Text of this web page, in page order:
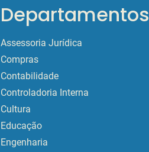
Departamentos
Assessoria Jurídica
Compras
Contabilidade
Controladoria Interna
Cultura
Educação
Engenharia